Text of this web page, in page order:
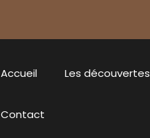
Accueil Les découvertes
Contact